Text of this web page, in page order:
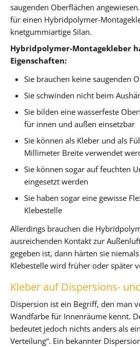
saugenden Oberflächen
für einen Hybridpolymer-
knetgummiartige Silan.
Hybridpolymer-Montagekleber
Eigenschaften:
Sie brauchen keine saugenden
Sie schwinden nicht beim
Sie bilden eine wasserfeste
für innen und außen einsetzbar
Sie können als Kleber und als
Millimeter Breite verwendet
Sie können sogar auf feuchten
eingesetzt werden
Sie haben sogar eine gewisse
Klebestelle
Allerdings brauchen die
ausreichenden Kontakt zur
gegeben ist, dann härten sie
Klebestelle wird früher oder später
Kleber auf Dispersions-
Dispersion ist ein Begriff, den man
Wandfarbe für Innenräume kennt.
bedeutet jedoch nichts anders als
Verteilung“. Ein bekannter